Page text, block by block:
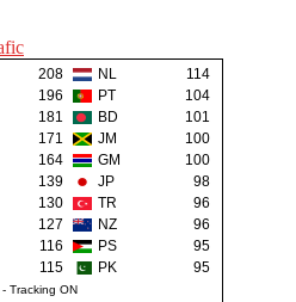
208 NL
114
196 PT
104
181 BD
101
171 JM
100
164 GM
100
139 JP
98
130 TR
96
127 NZ
96
116 PS
95
115 PK 95
- Tracking ON